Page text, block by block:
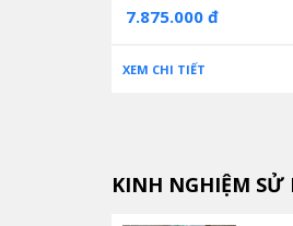
Máy có thể ép được
Tốc độ ép ly của máy
7.875.000 đ
XEM CHI TIẾT
KINH NGHIỆM SỬ